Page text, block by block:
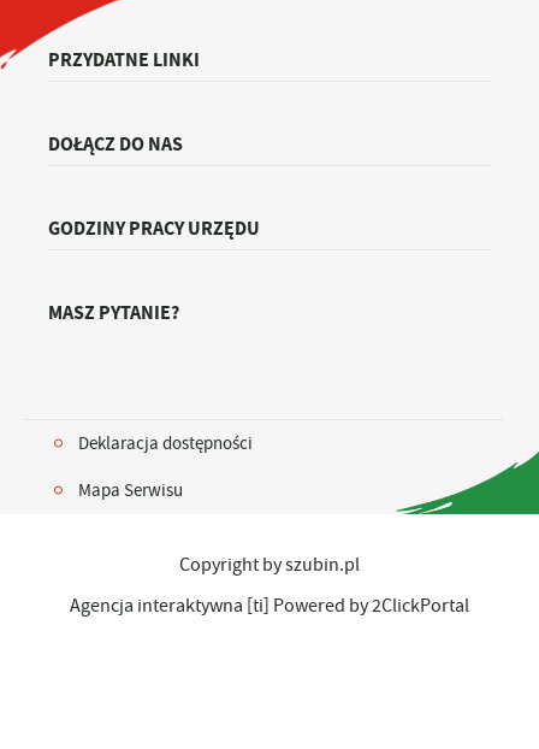
PRZYDATNE LINKI
DOŁĄCZ DO NAS
GODZINY PRACY URZĘDU
MASZ PYTANIE?
Deklaracja dostępności
Mapa Serwisu
Copyright by szubin.pl
Agencja interaktywna [ti] Powered by2ClickPortal